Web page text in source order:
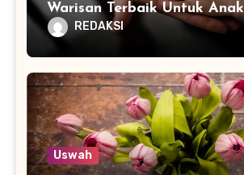
Warisan Terbaik Untuk Anak
REDAKSI
Uswah